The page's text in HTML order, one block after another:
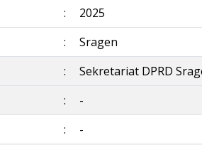
:
2025
:
Sragen
:
Sekretariat DPRD
:
-
:
-